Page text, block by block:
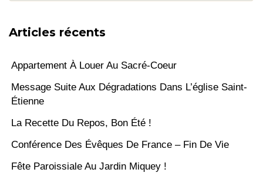
Articles récents
Appartement À Louer Au Sacré-Coeur
Message Suite Aux Dégradations Dans L’église Saint-
Étienne
La Recette Du Repos, Bon Été !
Conférence Des Évêques De France – Fin De Vie
Fête Paroissiale Au Jardin Miquey !